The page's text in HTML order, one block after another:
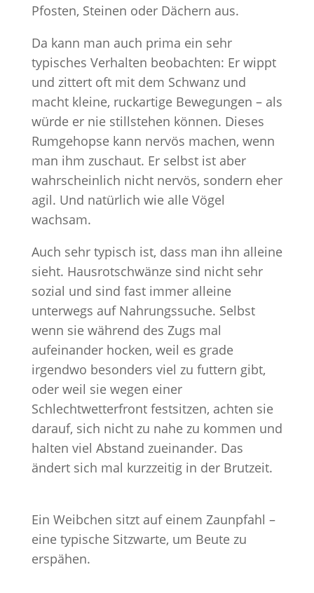
Pfosten, Steinen oder Dächern aus.
Da kann man auch prima ein sehr
typisches Verhalten beobachten: Er wippt
und zittert oft mit dem Schwanz und
macht kleine, ruckartige Bewegungen – als
würde er nie stillstehen können. Dieses
Rumgehopse kann nervös machen, wenn
man ihm zuschaut. Er selbst ist aber
wahrscheinlich nicht nervös, sondern eher
agil. Und natürlich wie alle Vögel
wachsam.
Auch sehr typisch ist, dass man ihn alleine
sieht. Hausrotschwänze sind nicht sehr
sozial und sind fast immer alleine
unterwegs auf Nahrungssuche. Selbst
wenn sie während des Zugs mal
aufeinander hocken, weil es grade
irgendwo besonders viel zu futtern gibt,
oder weil sie wegen einer
Schlechtwetterfront festsitzen, achten sie
darauf, sich nicht zu nahe zu kommen und
halten viel Abstand zueinander. Das
ändert sich mal kurzzeitig in der Brutzeit.
Ein Weibchen sitzt auf einem Zaunpfahl –
eine typische Sitzwarte, um Beute zu
erspähen.